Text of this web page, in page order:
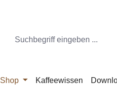
Shop Kaffeewissen